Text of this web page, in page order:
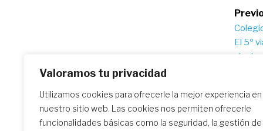
Valoramos tu privacidad
Utilizamos cookies para ofrecerle la mejor experiencia en
nuestro sitio web. Las cookies nos permiten ofrecerle
funcionalidades básicas como la seguridad, la gestión de
El 5º
Similar Posts